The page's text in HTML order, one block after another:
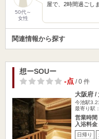
50代～
女性
屋で、2時間過ごし
関連情報から探す
想ーSOUー
-点/ 0 件
大阪府 /
今池駅
最寄り駅
営業時間
入浴料金
日帰り